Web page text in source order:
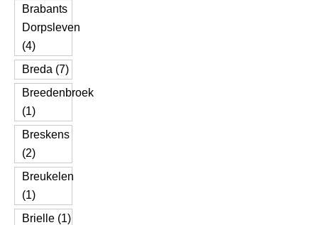
Brabants
Dorpsleven
(4)
Breda (7)
Breedenbroek
(1)
Breskens
(2)
Breukelen
(1)
Brielle (1)